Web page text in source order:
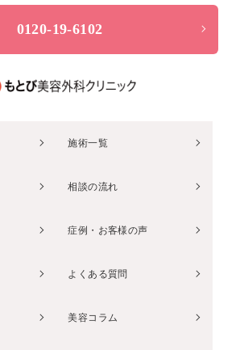
0120-19-6102
施術一覧
相談の流れ
症例・お客様の声
よくある質問
美容コラム